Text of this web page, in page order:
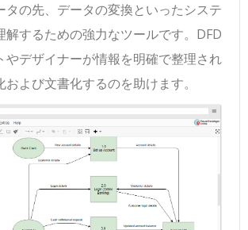
タの先、データの変換といったシステ
解するための強力なツールです。DFD
やデザイナーが情報を明確で整理され
よび文書化するのを助けます。